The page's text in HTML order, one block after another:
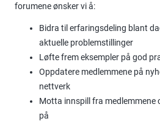
forumene ønsker vi å:
Bidra til erfaringsdeling blant
aktuelle problemstillinger
Løfte frem eksempler på god
Oppdatere medlemmene på
nettverk
Motta innspill fra medlemmene
på